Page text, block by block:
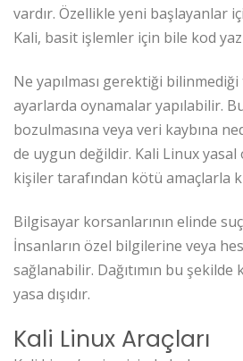
vardır. Özellikle yeni başlayanlar
Kali, basit işlemler için bile kod
Ne yapılması gerektiği
ayarlarda oynamalar yapılabilir. Bu
bozulmasına veya veri kaybına
de uygun değildir. Kali Linux
kişiler tarafından kötü amaçlarla
Bilgisayar korsanlarının elinde
İnsanların özel bilgilerine veya
sağlanabilir. Dağıtımın bu şekilde
yasa dışıdır.
Kali Linux Araçları